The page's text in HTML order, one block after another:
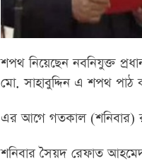
শপথ নিয়েছেন নবনিযুক্ত
মো. সাহাবুদ্দিন এ শপথ পাঠ
এর আগে গতকাল (শনিবার)
শনিবার সৈয়দ রেফাত